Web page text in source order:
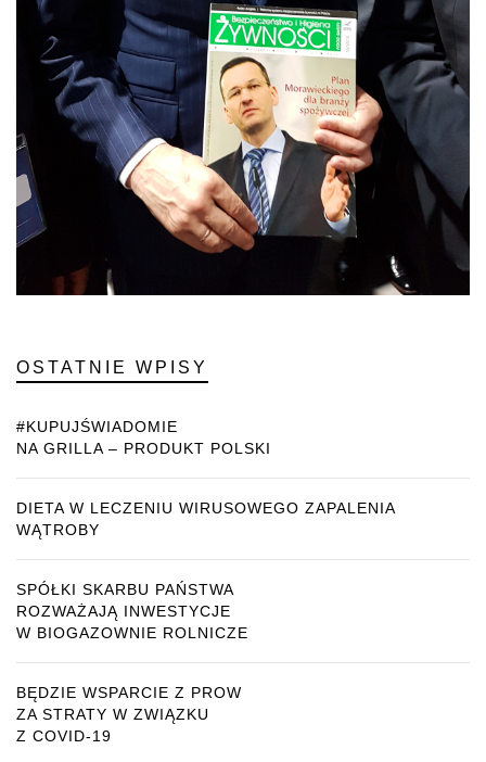
OSTATNIE WPISY
#KUPUJŚWIADOMIE
NA GRILLA – PRODUKT POLSKI
DIETA W LECZENIU WIRUSOWEGO ZAPALENIA
WĄTROBY
SPÓŁKI SKARBU PAŃSTWA
ROZWAŻAJĄ INWESTYCJE
W BIOGAZOWNIE ROLNICZE
BĘDZIE WSPARCIE Z PROW
ZA STRATY W ZWIĄZKU
Z COVID-19